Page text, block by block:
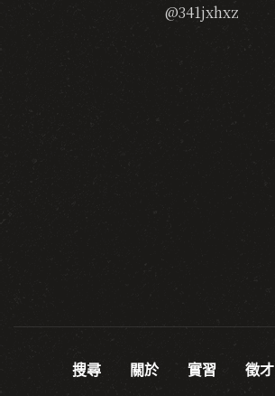
@341jxhxz
搜尋 關於 實習 徵才